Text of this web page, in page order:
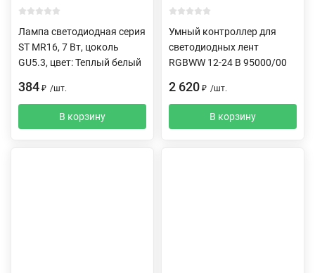
Лампа светодиодная серия
ST MR16, 7 Вт, цоколь
GU5.3, цвет: Теплый белый
384 ₽ /шт.
В корзину
Умный контроллер для
светодиодных лент
RGBWW 12-24 В 95000/00
2 620 ₽ /шт.
В корзину